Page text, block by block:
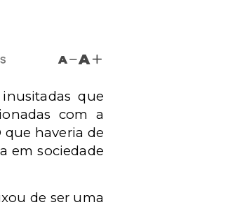
A A
que
com a
que haveria de
em sociedade
de ser uma